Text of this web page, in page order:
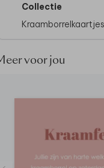
Collectie
Kraamborrelkaartjes
voor jou